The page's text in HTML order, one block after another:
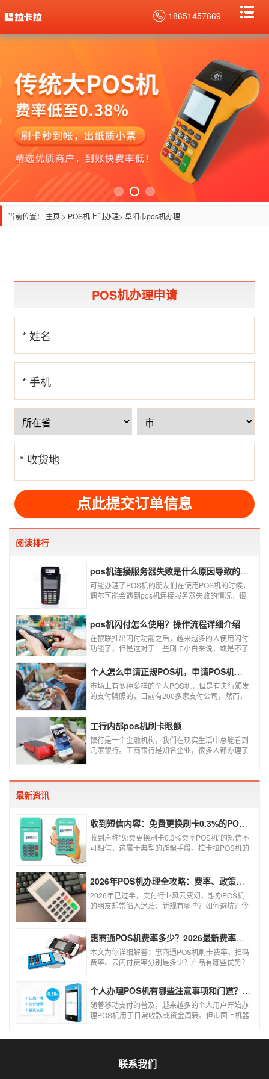
18651457669
当前位置： 主页 > POS机上门办理> 阜阳市pos机办理
POS机办理申请
* 姓名
* 手机
号
* 收货地
址
阅读排行
pos机连接服务器失败是什么原因导致的？附解决办法
可能办理了POS机的朋友们在使用POS机的时候，
偶尔可能会遇到pos机连接服务器失败的情况，很
失败是什么原因导致的？以及出现这种情况又该如
何解决。
pos机闪付怎么使用？操作流程详细介绍
在银联推出闪付功能之后，越来越多的人使用闪付
功能了，但是这对于一些刷卡小白来说，或是不了
闪付功能，因此，针对这种情况，下面小编就来给
大家讲一讲POS机闪付怎么挥卡操作交易。
个人怎么申请正规POS机，申请POS机需要注意什么？
市场上有多种多样的个人POS机，但是有央行颁发
的支付牌照的，目前有200多家支付公司，然而，
就很危险了，资金不到账、被盗刷的可能性大大增
加。
工行内部pos机刷卡限额
银行是一个金融机构，我们在现实生活中总能看到
几家银行。工商银行是知名企业，很多人都办理了
最新资讯
收到短信内容：免费更换刷卡0.3%的POS机，可以相信吗？
收到声称"免费更换刷卡0.3%费率POS机"的短信不
可相信，这属于典型的诈骗手段。拉卡拉POS机的
风险。以下结合权威信息分析原因及应对建议：2026年POS机办理全攻略：费率、政策、避坑一篇讲清
2026年已过半，支付行业风云变幻，想办POS机
的朋友却常陷入迷茫：新规有哪些？如何避坑？今
使用！
惠商通POS机费率多少？2026最新费率标准及办理全攻略
本文为你详细解答：惠商通POS机刷卡费率、扫码
费率、云闪付费率分别是多少？产品有哪些优势？
个人办理POS机有哪些注意事项和门道？（2026最新避坑指南）
随着移动支付的普及，越来越多的个人用户开始办
理POS机用于日常收款或资金周转。但市面上机器
联系我们